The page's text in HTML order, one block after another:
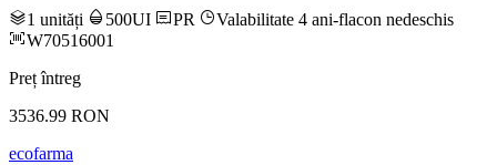
1 unități 500UI PR
Valabilitate 4 ani-flacon nedeschis
W70516001
Preț întreg
3536.99 RON
ecofarma